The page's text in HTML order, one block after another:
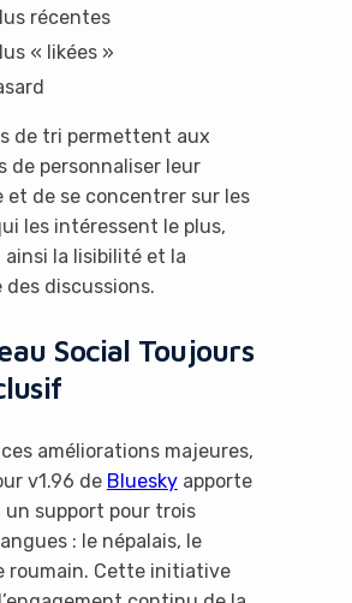
récentes
« likées »
de tri permettent aux
de personnaliser leur
et de se concentrer sur les
les intéressent le plus,
ainsi la lisibilité et la
discussions.
Social Toujours
améliorations majeures,
v1.96 de Blueskyapporte
un support pour trois
: le népalais, le
roumain. Cette initiative